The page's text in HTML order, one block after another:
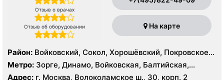
Отзыв о врачах
Отзыв об оборудовании На карте
Район: Войковский, Сокол, Хорошёвский, Покровское-
Стрешнево, Северное Тушино, Хорошёво-Мнёвники,
Щукино, Южное Тушино
Метро: Зорге, Динамо, Войковская, Балтийская,
Аэропорт, Октябрьское поле, Панфиловская,
Адрес: г. Москва, Волоколамское ш., 30, корп. 2